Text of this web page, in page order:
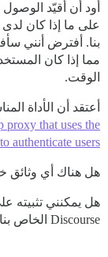
أود أن أقيّد
بنا. أفترض أنني
الوقت.
أعتقد أن الأداة
proxy that uses the
authenticate users
هل هناك أي وثائق
Discourse الخاص بنا، أم أحتاج إلى استضافته في مكان آخر؟